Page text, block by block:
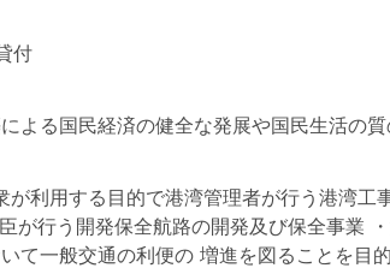
付
よる国民経済の健全な発展や国民生活の質
利用する目的で港湾管理者が行う港湾工
が行う開発保全航路の開発及び保全事業
て一般交通の利便の 増進を図ることを目